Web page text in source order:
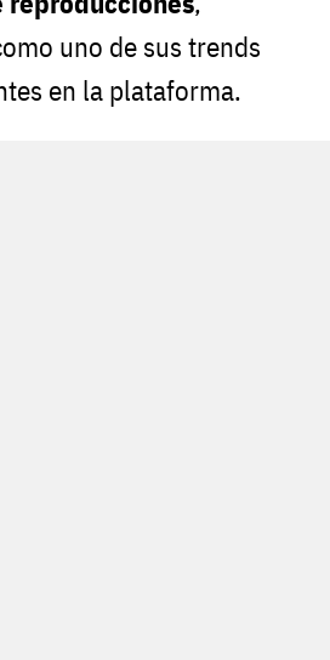
uno de sus trends
en la plataforma.